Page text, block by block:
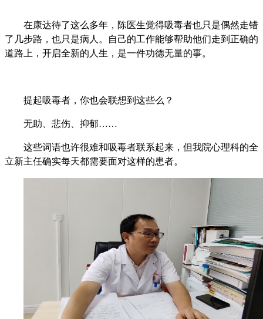
在康达待了这么多年，陈医生觉得吸毒者也只是偶然走错
了几步路，也只是病人。自己的工作能够帮助他们走到正确的
道路上，开启全新的人生，是一件功德无量的事。
提起吸毒者，你也会联想到这些么？
无助、悲伤、抑郁……
这些词语也许很难和吸毒者联系起来，但我院心理科的全
立新主任确实每天都需要面对这样的患者。